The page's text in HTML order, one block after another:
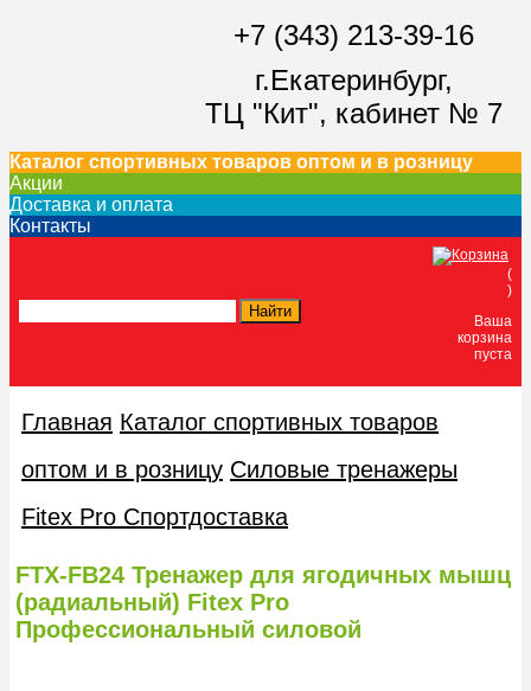
+7 (343) 213-39-16
г.Екатеринбург,
ТЦ "Кит", кабинет № 7
Каталог спортивных товаров оптом и в розницу
Акции
Доставка и оплата
Контакты
(
)
Ваша
корзина
пуста
Главная Каталог спортивных товаров
оптом и в розницу Силовые тренажеры
Fitex Pro Спортдоставка
FTX-FB24 Тренажер для ягодичных мышц
(радиальный) Fitex Pro
Профессиональный силовой